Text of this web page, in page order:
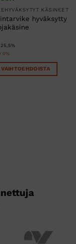
KÄSINEET
hyväksytty
0%